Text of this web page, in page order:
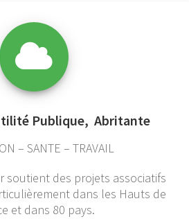
Publique, Abritante
– SANTE – TRAVAIL
soutient des projets associatifs
dans les Hauts de
et dans 80 pays.